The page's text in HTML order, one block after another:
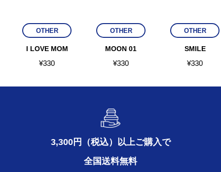
OTHER
I LOVE MOM
¥330
OTHER
MOON 01
¥330
OTHER
SMILE
¥330
3,300円（税込）以上ご購入で
全国送料無料